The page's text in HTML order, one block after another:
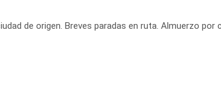
de origen. Breves paradas en ruta. Almuerzo por